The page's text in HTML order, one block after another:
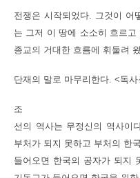
전쟁은 시작되었다. 그것이 어
는 그저 이 땅에 소소히 흐르
종교의 거대한 흐름에 휘둘려
단재의 말로 마무리한다. <독
조
선의 역사는 무정신의 역사이
부처가 되지 못하고 부처의 한
들어오면 한국의 공자가 되지